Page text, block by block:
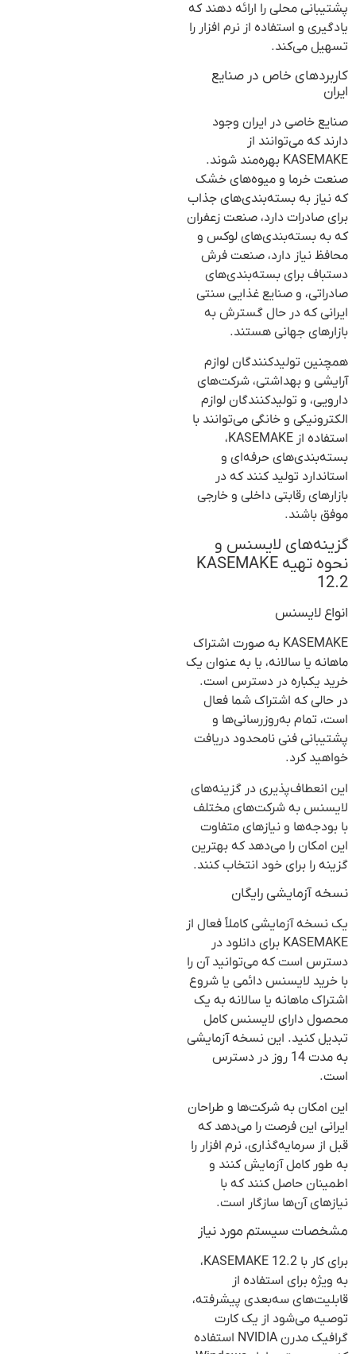
پشتیبانی محلی را ارائه دهند که
یادگیری و استفاده از نرم افزار را
تسهیل می‌کند.
کاربردهای خاص در صنایع
ایران
صنایع خاصی در ایران وجود
دارند که می‌توانند از
KASEMAKE بهره‌مند شوند.
صنعت خرما و میوه‌های خشک
که نیاز به بسته‌بندی‌های جذاب
برای صادرات دارد، صنعت زعفران
که به بسته‌بندی‌های لوکس و
محافظ نیاز دارد، صنعت فرش
دستباف برای بسته‌بندی‌های
صادراتی، و صنایع غذایی سنتی
ایرانی که در حال گسترش به
بازارهای جهانی هستند.
همچنین تولیدکنندگان لوازم
آرایشی و بهداشتی، شرکت‌های
دارویی، و تولیدکنندگان لوازم
الکترونیکی و خانگی می‌توانند با
استفاده از KASEMAKE،
بسته‌بندی‌های حرفه‌ای و
استاندارد تولید کنند که در
بازارهای رقابتی داخلی و خارجی
موفق باشند.
گزینه‌های لایسنس و
نحوه تهیه KASEMAKE
12.2
انواع لایسنس
KASEMAKE به صورت اشتراک
ماهانه یا سالانه، یا به عنوان یک
خرید یکباره در دسترس است.
در حالی که اشتراک شما فعال
است، تمام به‌روزرسانی‌ها و
پشتیبانی فنی نامحدود دریافت
خواهید کرد.
این انعطاف‌پذیری در گزینه‌های
لایسنس به شرکت‌های مختلف
با بودجه‌ها و نیازهای متفاوت
این امکان را می‌دهد که بهترین
گزینه را برای خود انتخاب کنند.
نسخه آزمایشی رایگان
یک نسخه آزمایشی کاملاً فعال از
KASEMAKE برای دانلود در
دسترس است که می‌توانید آن را
با خرید لایسنس دائمی یا شروع
اشتراک ماهانه یا سالانه به یک
محصول دارای لایسنس کامل
تبدیل کنید. این نسخه آزمایشی
به مدت 14 روز در دسترس
است.
این امکان به شرکت‌ها و طراحان
ایرانی این فرصت را می‌دهد که
قبل از سرمایه‌گذاری، نرم افزار را
به طور کامل آزمایش کنند و
اطمینان حاصل کنند که با
نیازهای آن‌ها سازگار است.
مشخصات سیستم مورد نیاز
برای کار با KASEMAKE 12.2،
به ویژه برای استفاده از
قابلیت‌های سه‌بعدی پیشرفته،
توصیه می‌شود از یک کارت
گرافیک مدرن NVIDIA استفاده